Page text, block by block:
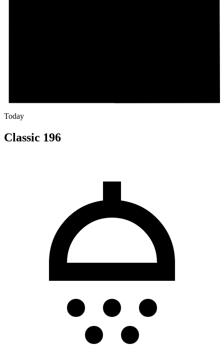
Today
Classic 196